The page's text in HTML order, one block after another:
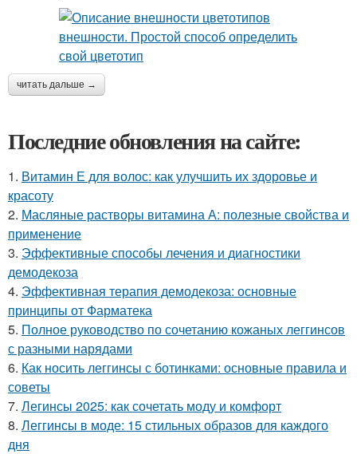
читать дальше →
Последние обновления на сайте:
1. Витамин Е для волос: как улучшить их здоровье и
красоту
2. Масляные растворы витамина А: полезные свойства и
применение
3. Эффективные способы лечения и диагностики
демодекоза
4. Эффективная терапия демодекоза: основные
принципы от Фарматека
5. Полное руководство по сочетанию кожаных леггинсов
с разными нарядами
6. Как носить леггинсы с ботинками: основные правила и
советы
7. Легинсы 2025: как сочетать моду и комфорт
8. Леггинсы в моде: 15 стильных образов для каждого
дня